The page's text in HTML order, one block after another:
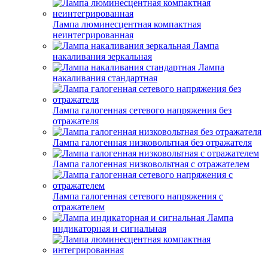
Лампа люминесцентная компактная
неинтегрированная
Лампа
накаливания зеркальная
Лампа
накаливания стандартная
Лампа галогенная сетевого напряжения без
отражателя
Лампа галогенная низковольтная без отражателя
Лампа галогенная низковольтная с отражателем
Лампа галогенная сетевого напряжения с
отражателем
Лампа
индикаторная и сигнальная